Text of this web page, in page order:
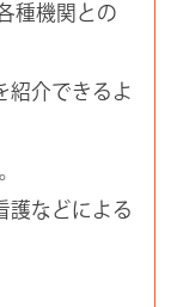
種機関との
紹介できるよ
護などによる